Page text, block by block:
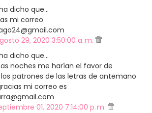
dicho que…
mi correo
29, 2020 3:50:00 a. m.
dicho que…
noches me harían el favor de
patrones de las letras de antemano
mi correo es
01, 2020 7:14:00 p. m.